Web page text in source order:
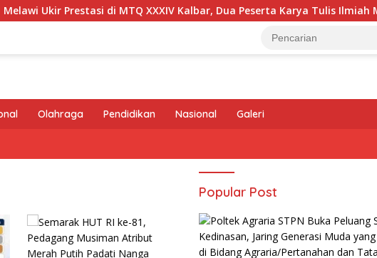
Ukir Prestasi di MTQ XXXIV Kalbar, Dua Peserta Karya Tulis Ilmiah Melaju
Olahraga Pendidikan Nasional Galeri
Popular Post